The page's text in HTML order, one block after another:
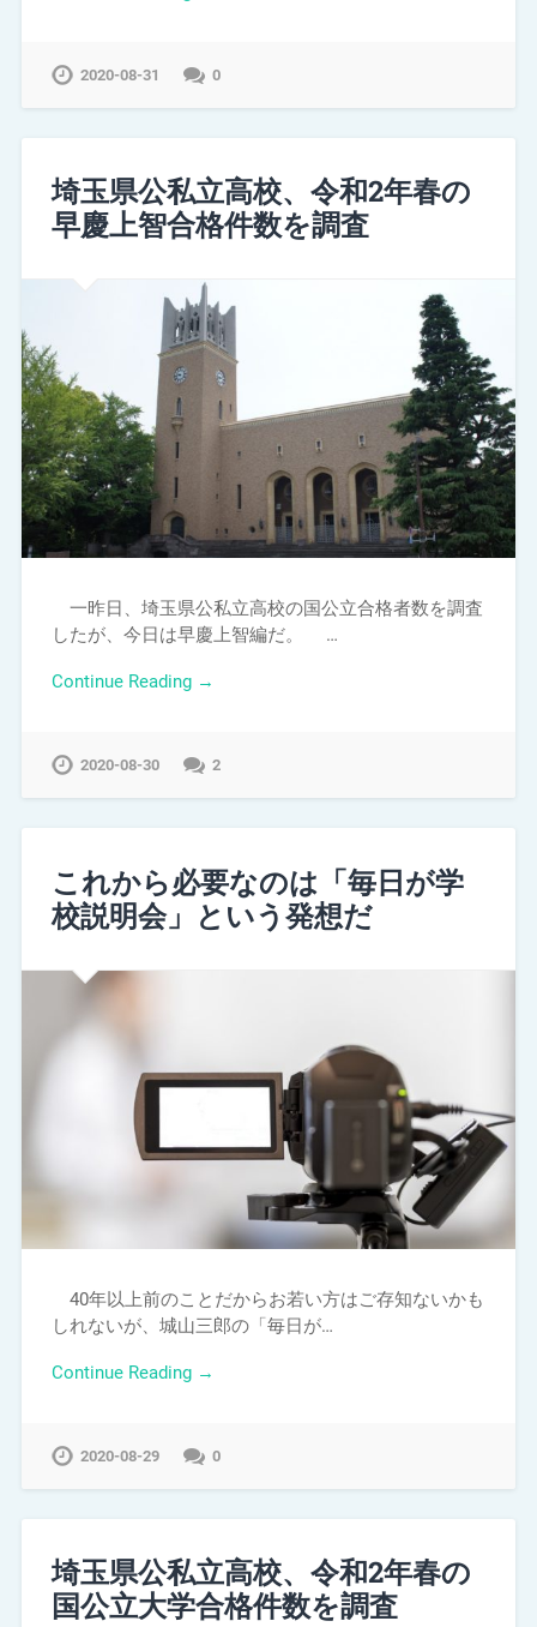
2020-08-31 0
埼玉県公私立高校、令和2年春の
早慶上智合格件数を調査
一昨日、埼玉県公私立高校の国公立合格者数を調査
したが、今日は早慶上智編だ。 …
Continue Reading →
2020-08-30 2
これから必要なのは「毎日が学
校説明会」という発想だ
40年以上前のことだからお若い方はご存知ないかも
しれないが、城山三郎の「毎日が…
Continue Reading →
2020-08-29 0
埼玉県公私立高校、令和2年春の
国公立大学合格件数を調査